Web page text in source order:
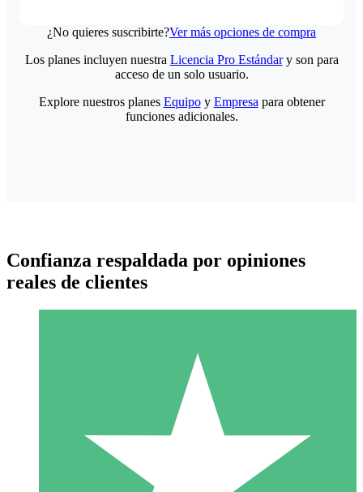
¿No quieres suscribirte?Ver más opciones de compra
Paquetes de Créditos Individuales
Paga según el uso con créditos de descarga. Sin compromiso
Los planes incluyen nuestra Licencia Pro Estándary son para
acceso de un solo usuario.
Explore nuestros planes Equipoy Empresa para obtener
funciones adicionales.
Confianza respaldada por opiniones
reales de clientes